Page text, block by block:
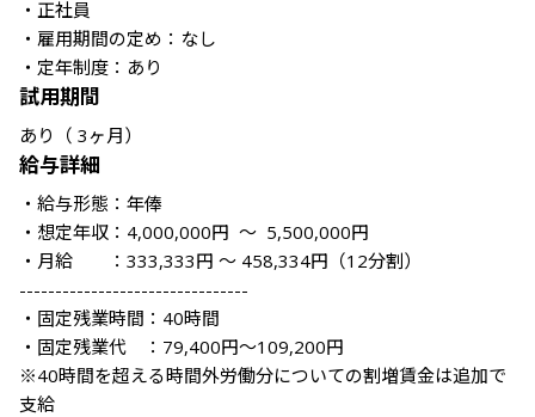
・正社員
・雇用期間の定め：なし
・定年制度：あり
試用期間
あり（ 3ヶ月）
給与詳細
・給与形態：年俸
・想定年収：4,000,000円 ～ 5,500,000円
・月給　　：333,333円 ～ 458,334円（12分割）
--------------------------------
・固定残業時間：40時間
・固定残業代　：79,400円～109,200円
※40時間を超える時間外労働分についての割増賃金は追加で
支給